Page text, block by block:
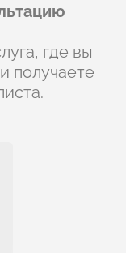
где вы
получаете